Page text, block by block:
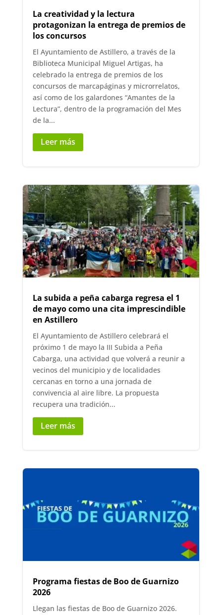
La creatividad y la lectura
protagonizan la entrega de premios de
los concursos
El Ayuntamiento de Astillero, a través de la
Biblioteca Municipal Miguel Artigas, ha
celebrado la entrega de premios de los
concursos de marcapáginas y microrrelatos,
así como de los galardones “Amantes de la
Lectura”, dentro de la programación del Mes
de la...
Leer más
La subida a peña cabarga regresa el 1
de mayo como una cita imprescindible
en Astillero
El Ayuntamiento de Astillero celebrará el
próximo 1 de mayo la III Subida a Peña
Cabarga, una actividad que volverá a reunir a
vecinos del municipio y de localidades
cercanas en torno a una jornada de
convivencia al aire libre. La propuesta
recupera una tradición...
Leer más
Programa fiestas de Boo de Guarnizo
2026
Llegan las fiestas de Boo de Guarnizo 2026.